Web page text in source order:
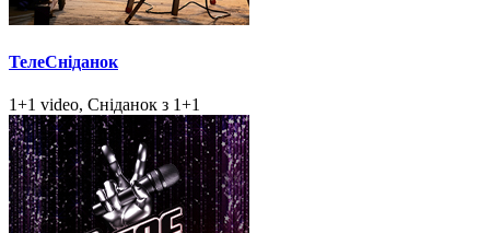
ТелеСніданок
1+1 video, Сніданок з 1+1